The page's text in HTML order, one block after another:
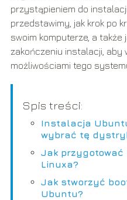
przystąpieniem do
przedstawimy, jak krok po
swoim komputerze, a także
zakończeniu instalacji, aby
możliwościami tego
Spis treści:
Instalacja
wybrać tę
Jak
Linuxa?
Jak stworzyć
Ubuntu?